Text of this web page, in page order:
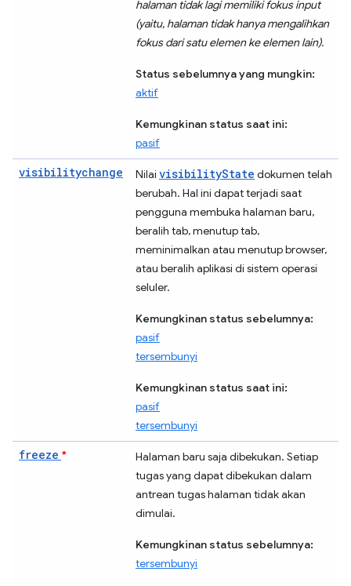
halaman tidak lagi memiliki fokus input
(yaitu, halaman tidak hanya mengalihkan
fokus dari satu elemen ke elemen lain).
Status sebelumnya yang mungkin:
aktif
Kemungkinan status saat ini:
pasif
visibilitychange Nilai visibilityState dokumen telah
berubah. Hal ini dapat terjadi saat
pengguna membuka halaman baru,
beralih tab, menutup tab,
meminimalkan atau menutup browser,
atau beralih aplikasi di sistem operasi
seluler.
Kemungkinan status sebelumnya:
pasif
tersembunyi
Kemungkinan status saat ini:
pasif
tersembunyi
freeze *
Halaman baru saja dibekukan. Setiap
tugas yang dapat dibekukan dalam
antrean tugas halaman tidak akan
dimulai.
Kemungkinan status sebelumnya:
tersembunyi